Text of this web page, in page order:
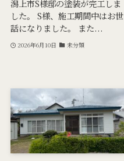
潟上市S様邸の塗装が完工しま
した。 S様、施工期間中はお世
話になりました。 また...
2026年6月10日 未分類